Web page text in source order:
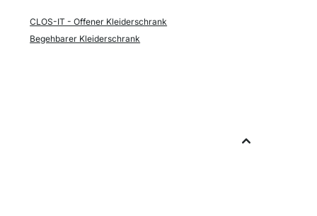
CLOS-IT - Offener Kleiderschrank
Begehbarer Kleiderschrank